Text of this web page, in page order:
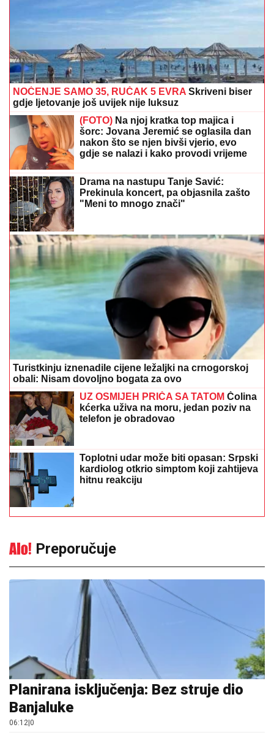
NOĆENJE SAMO 35, RUČAK 5 EVRA Skriveni biser
gdje ljetovanje još uvijek nije luksuz
(FOTO) Na njoj kratka top majica i
šorc: Jovana Jeremić se oglasila dan
nakon što se njen bivši vjerio, evo
gdje se nalazi i kako provodi vrijeme
Drama na nastupu Tanje Savić:
Prekinula koncert, pa objasnila zašto
"Meni to mnogo znači"
Turistkinju iznenadile cijene ležaljki na crnogorskoj
obali: Nisam dovoljno bogata za ovo
UZ OSMIJEH PRIČA SA TATOM Čolina
kćerka uživa na moru, jedan poziv na
telefon je obradovao
Toplotni udar može biti opasan: Srpski
kardiolog otkrio simptom koji zahtijeva
hitnu reakciju
Preporučuje
Planirana isključenja: Bez struje dio
Banjaluke
06:12 0